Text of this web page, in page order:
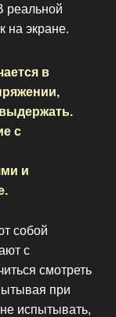
реальной
на экране.
в
с
и
собой
с
смотреть
при
испытывать,